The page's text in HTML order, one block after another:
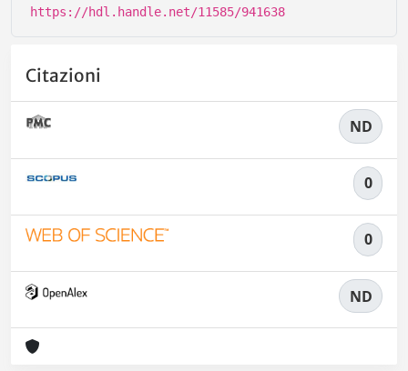
https://hdl.handle.net/11585/941638
Citazioni
ND
0
0
ND